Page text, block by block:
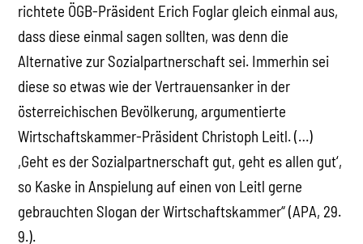
richtete ÖGB-Präsident Erich Foglar gleich einmal aus,
dass diese einmal sagen sollten, was denn die
Alternative zur Sozialpartnerschaft sei. Immerhin sei
diese so etwas wie der Vertrauensanker in der
österreichischen Bevölkerung, argumentierte
Wirtschaftskammer-Präsident Christoph Leitl. (…)
,Geht es der Sozialpartnerschaft gut, geht es allen gut‘,
so Kaske in Anspielung auf einen von Leitl gerne
gebrauchten Slogan der Wirtschaftskammer“ (APA, 29.
9.).